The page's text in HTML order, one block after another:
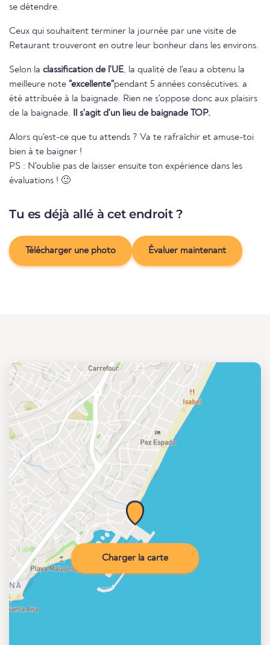
se détendre.
Ceux qui souhaitent terminer la journée par une visite de
Retaurant trouveront en outre leur bonheur dans les environs.
Selon la classification de l'UE, la qualité de l'eau a obtenu la
meilleure note "excellente"pendant 5 années consécutives. a
été attribuée à la baignade. Rien ne s'oppose donc aux plaisirs
de la baignade. Il s'agit d'un lieu de baignade TOP.
Alors qu'est-ce que tu attends ? Va te rafraîchir et amuse-toi
bien à te baigner !
PS : N'oublie pas de laisser ensuite ton expérience dans les
évaluations ! 🙂
Tu es déjà allé à cet endroit ?
Télécharger une photo Évaluer maintenant
Charger la carte